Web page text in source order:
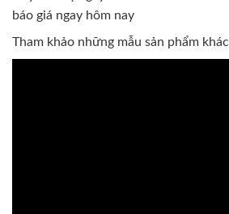
báo giá ngay hôm nay
Tham khảo những mẫu sản phẩm khác